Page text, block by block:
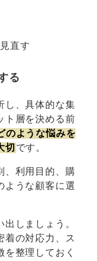
直す
る
し、具体的な集
ト層を決める前
のような悩みを
切 です。
、利用目的、購
ような顧客に選
しましょう。
着の対応力、ス
整理しておく